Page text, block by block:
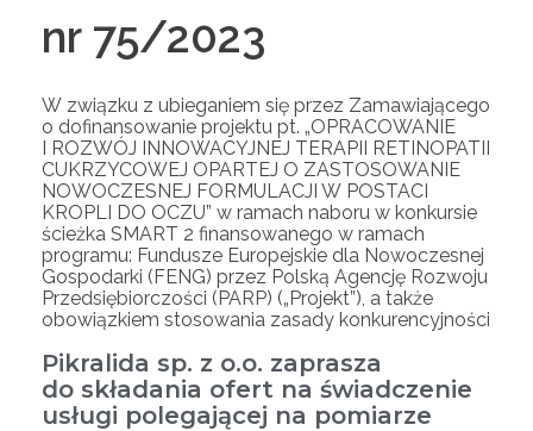
nr 75/2023
W związku z ubieganiem się przez Zamawiającego
o dofinansowanie projektu pt. „OPRACOWANIE
I ROZWÓJ INNOWACYJNEJ TERAPII RETINOPATII
CUKRZYCOWEJ OPARTEJ O ZASTOSOWANIE
NOWOCZESNEJ FORMULACJI W POSTACI
KROPLI DO OCZU” w ramach naboru w konkursie
ścieżka SMART 2 finansowanego w ramach
programu: Fundusze Europejskie dla Nowoczesnej
Gospodarki (FENG) przez Polską Agencję Rozwoju
Przedsiębiorczości (PARP) („Projekt”), a także
obowiązkiem stosowania zasady konkurencyjności
Pikralida sp. z o.o. zaprasza
do składania ofert na świadczenie
usługi polegającej na pomiarze